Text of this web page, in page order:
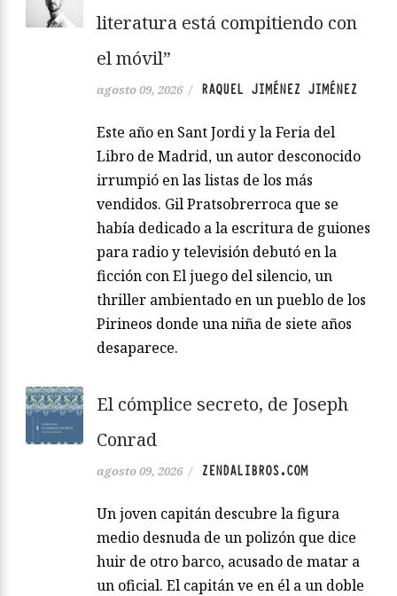
literatura está compitiendo con
el móvil”
agosto 09, 2026 / RAQUEL JIMÉNEZ JIMÉNEZ
Este año en Sant Jordi y la Feria del
Libro de Madrid, un autor desconocido
irrumpió en las listas de los más
vendidos. Gil Pratsobrerroca que se
había dedicado a la escritura de guiones
para radio y televisión debutó en la
ficción con El juego del silencio, un
thriller ambientado en un pueblo de los
Pirineos donde una niña de siete años
desaparece.
El cómplice secreto, de Joseph
Conrad
agosto 09, 2026 / ZENDALIBROS.COM
Un joven capitán descubre la figura
medio desnuda de un polizón que dice
huir de otro barco, acusado de matar a
un oficial. El capitán ve en él a un doble